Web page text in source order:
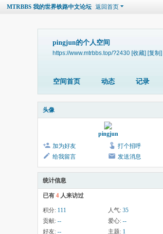
MTRBBS 我的世界铁路中文论坛 返回首页
pingjun的个人空间
https://www.mtrbbs.top/?2430 [收藏] [复制]
空间首页 动态 记录
头像
pingjun
加为好友
打个招呼
给我留言
发送消息
统计信息
已有 4 人来访过
积分: 111 人气: 35
贡献: -- 爱心: --
好友: -- 主题: 1